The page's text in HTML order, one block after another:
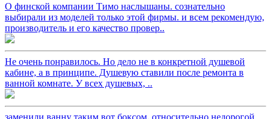
О финской компании Тимо наслышаны. сознательно
выбирали из моделей только этой фирмы. и всем рекомендую,
производитель и его качество провер..
Не очень понравилось. Но дело не в конкретной душевой
кабине, а в принципе. Душевую ставили после ремонта в
ванной комнате. У всех душевых, ..
заменили ванну таким вот боксом. относительно недорогой